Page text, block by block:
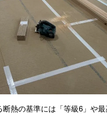
熱の基準には「等級6」や